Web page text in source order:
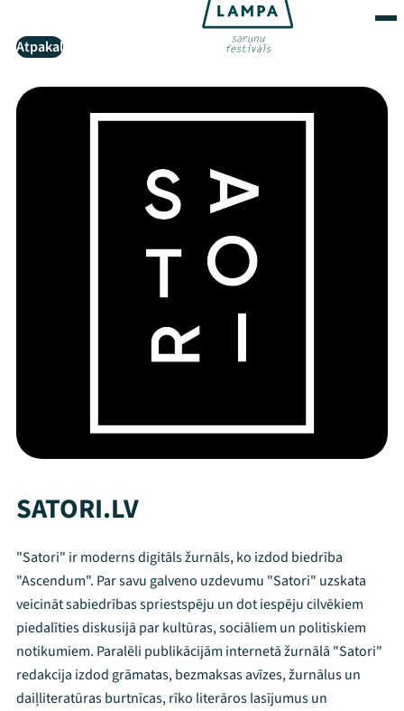
Atpakaļ
SATORI.LV
"Satori" ir moderns digitāls žurnāls, ko izdod biedrība
"Ascendum". Par savu galveno uzdevumu "Satori" uzskata
veicināt sabiedrības spriestspēju un dot iespēju cilvēkiem
piedalīties diskusijā par kultūras, sociāliem un politiskiem
notikumiem. Paralēli publikācijām internetā žurnālā "Satori"
redakcija izdod grāmatas, bezmaksas avīzes, žurnālus un
daiļliteratūras burtnīcas, rīko literāros lasījumus un